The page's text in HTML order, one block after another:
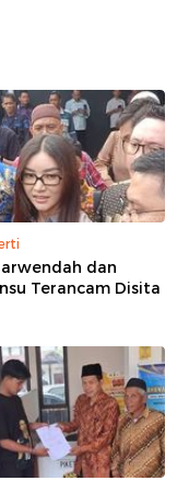
dan
Terancam Disita